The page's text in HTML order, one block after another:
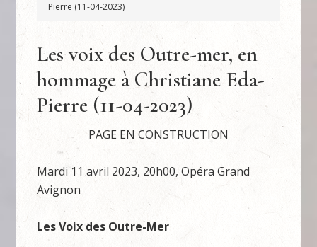
Pierre (11-04-2023)
Les voix des Outre-mer, en
hommage à Christiane Eda-
Pierre (11-04-2023)
PAGE EN CONSTRUCTION
Mardi 11 avril 2023, 20h00, Opéra Grand
Avignon
Les Voix des Outre-Mer